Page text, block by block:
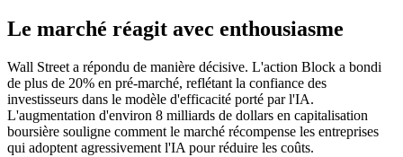
Le marché réagit avec enthousiasme
Wall Street a répondu de manière décisive. L'action Block a bondi
de plus de 20% en pré-marché, reflétant la confiance des
investisseurs dans le modèle d'efficacité porté par l'IA.
L'augmentation d'environ 8 milliards de dollars en capitalisation
boursière souligne comment le marché récompense les entreprises
qui adoptent agressivement l'IA pour réduire les coûts.